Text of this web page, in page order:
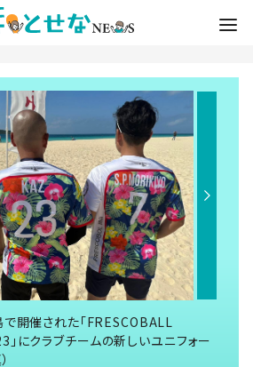
開催された「FRESCOBALL
にクラブチームの新しいユニフォー